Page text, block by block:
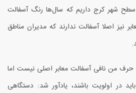
سطح شهر کرج داریم که سال‌ها رنگ آسفالت
نیز اصلا آسفالت ندارند که مدیران مناطق
حرف من نافی آسفالت معابر اصلی نیست اما
در اولویت باشند، یادآور شد: دستگاهی